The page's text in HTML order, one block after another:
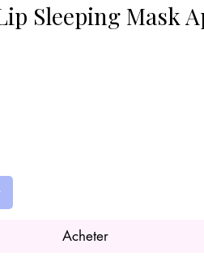
Sleeping Mask
Acheter